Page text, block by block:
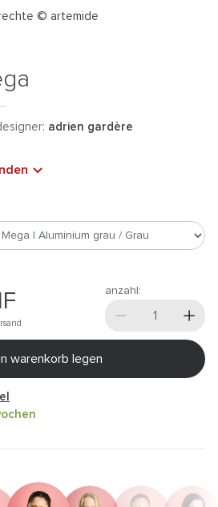
© artemide
adrien gardère
anzahl:
warenkorb legen